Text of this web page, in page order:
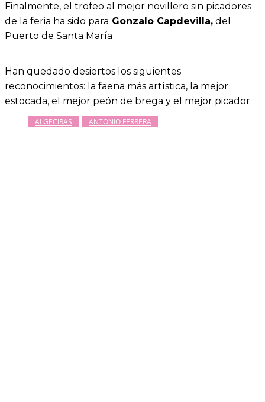
Finalmente, el trofeo al mejor novillero sin picadores
de la feria ha sido para Gonzalo Capdevilla, del
Puerto de Santa María
Han quedado desiertos los siguientes
reconocimientos: la faena más artística, la mejor
estocada, el mejor peón de brega y el mejor picador.
ALGECIRAS ANTONIO FERRERA